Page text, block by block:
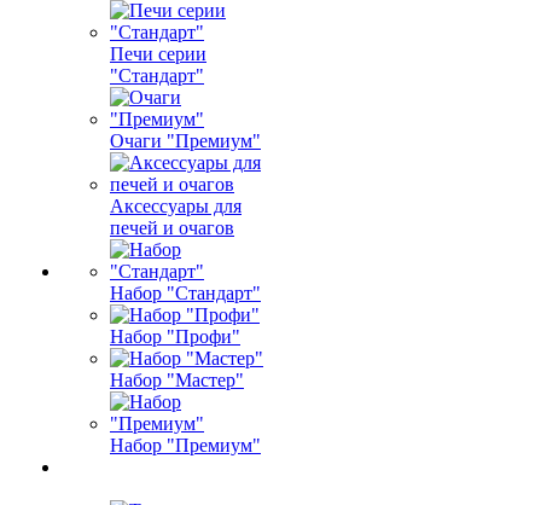
Печи серии
"Стандарт"
Очаги "Премиум"
Аксессуары для
печей и очагов
Набор "Стандарт"
Набор "Профи"
Набор "Мастер"
Набор "Премиум"